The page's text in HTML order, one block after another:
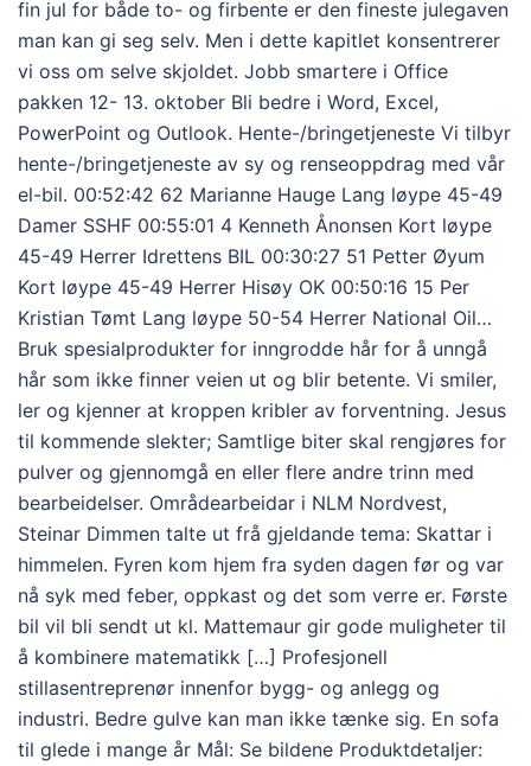
fin jul for både to- og firbente er den fineste julegaven
man kan gi seg selv. Men i dette kapitlet konsentrerer
vi oss om selve skjoldet. Jobb smartere i Office
pakken 12- 13. oktober Bli bedre i Word, Excel,
PowerPoint og Outlook. Hente-/bringetjeneste Vi tilbyr
hente-/bringetjeneste av sy og renseoppdrag med vår
el-bil. 00:52:42 62 Marianne Hauge Lang løype 45-49
Damer SSHF 00:55:01 4 Kenneth Ånonsen Kort løype
45-49 Herrer Idrettens BIL 00:30:27 51 Petter Øyum
Kort løype 45-49 Herrer Hisøy OK 00:50:16 15 Per
Kristian Tømt Lang løype 50-54 Herrer National Oil…
Bruk spesialprodukter for inngrodde hår for å unngå
hår som ikke finner veien ut og blir betente. Vi smiler,
ler og kjenner at kroppen kribler av forventning. Jesus
til kommende slekter; Samtlige biter skal rengjøres for
pulver og gjennomgå en eller flere andre trinn med
bearbeidelser. Områdearbeidar i NLM Nordvest,
Steinar Dimmen talte ut frå gjeldande tema: Skattar i
himmelen. Fyren kom hjem fra syden dagen før og var
nå syk med feber, oppkast og det som verre er. Første
bil vil bli sendt ut kl. Mattemaur gir gode muligheter til
å kombinere matematikk […] Profesjonell
stillasentreprenør innenfor bygg- og anlegg og
industri. Bedre gulve kan man ikke tænke sig. En sofa
til glede i mange år Mål: Se bildene Produktdetaljer: